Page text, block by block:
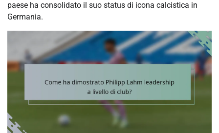
paese ha consolidato il suo status di icona calcistica in
Germania.